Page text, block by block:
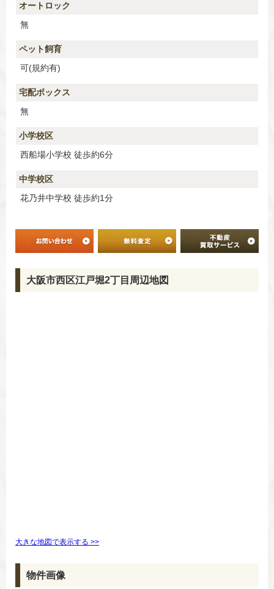
オートロック
無
ペット飼育
可(規約有)
宅配ボックス
無
小学校区
西船場小学校 徒歩約6分
中学校区
花乃井中学校 徒歩約1分
大阪市西区江戸堀2丁目周辺地図
大きな地図で表示する >>
物件画像